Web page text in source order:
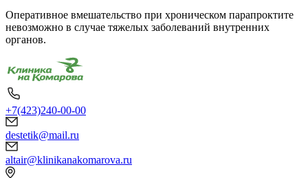
Оперативное вмешательство при хроническом парапроктите
невозможно в случае тяжелых заболеваний внутренних
органов.
+7(423)240-00-00
destetik@mail.ru
altair@klinikanakomarova.ru